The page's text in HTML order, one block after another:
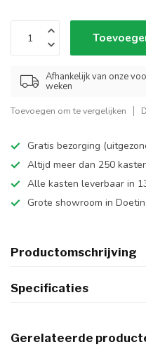
Afhankelijk van onze
weken
Toevoegen om te vergelijken
Gratis bezorging
Altijd meer dan 250
Alle kasten leverbaar in
Grote showroom in
Productomschrijving
Specificaties
Gerelateerde